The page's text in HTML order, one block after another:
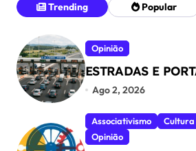
Trending Popular
Opinião
ESTRADAS E
Ago 2, 2026
Associativismo Cultura
Opinião